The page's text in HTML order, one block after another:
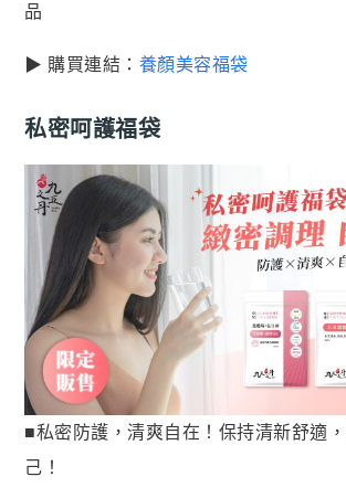
品
▶ 購買連結： 養顏美容福袋
私密呵護福袋
■私密防護，清爽自在！保持清新舒適
己！